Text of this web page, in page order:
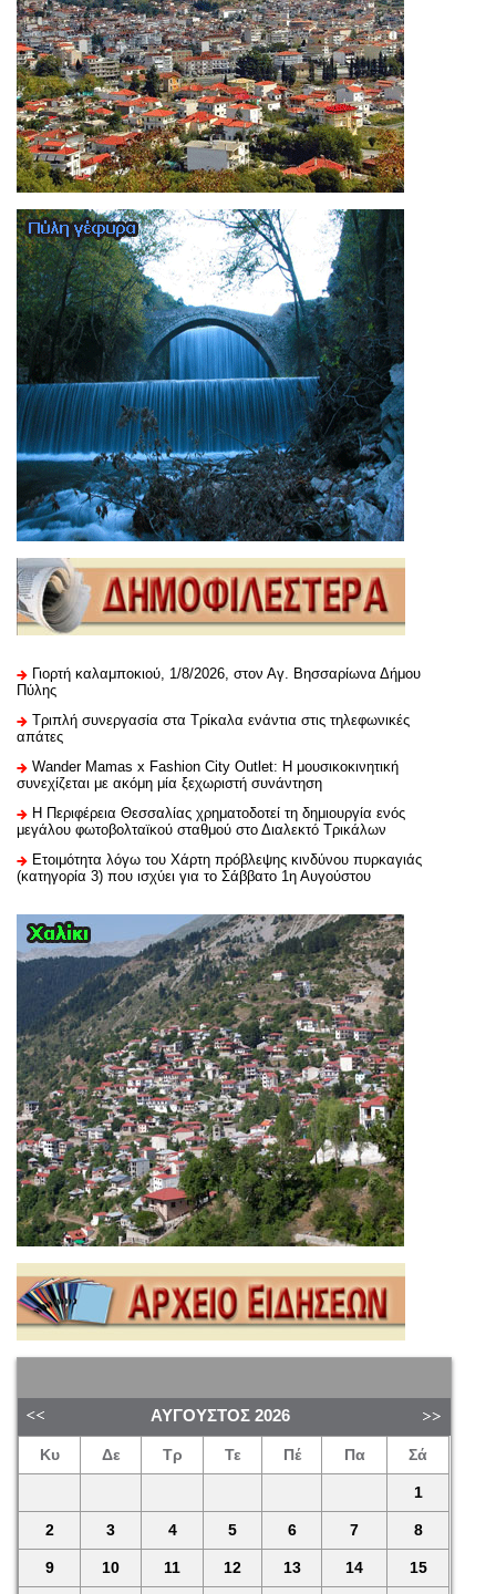
Γιορτή καλαμποκιού, 1/8/2026, στον Αγ. Βησσαρίωνα Δήμου
Πύλης
Τριπλή συνεργασία στα Τρίκαλα ενάντια στις τηλεφωνικές
απάτες
Wander Mamas x Fashion City Outlet: Η μουσικοκινητική
συνεχίζεται με ακόμη μία ξεχωριστή συνάντηση
H Περιφέρεια Θεσσαλίας χρηματοδοτεί τη δημιουργία ενός
μεγάλου φωτοβολταϊκού σταθμού στο Διαλεκτό Τρικάλων
Ετοιμότητα λόγω του Χάρτη πρόβλεψης κινδύνου πυρκαγιάς
(κατηγορία 3) που ισχύει για το Σάββατο 1η Αυγούστου
ΑΎΓΟΥΣΤΟΣ 2026
Κυ Δε Τρ Τε Πέ Πα Σά
1
2 3 4 5 6 7 8
9 10 11 12 13 14 15